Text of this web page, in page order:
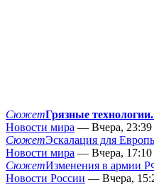
СюжетГрязные
Новости мира — Вчера, 23:39
СюжетЭскалация для
Новости мира — Вчера, 17:10
СюжетИзменения в армии
Новости России — Вчера,